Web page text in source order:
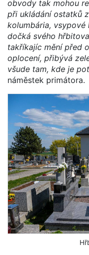
obvody tak mohou
při ukládání ostatků
kolumbária, vsypové
dočká svého
takříkajíc mění před
oplocení, přibývá
všude tam, kde je
náměstek primátora.